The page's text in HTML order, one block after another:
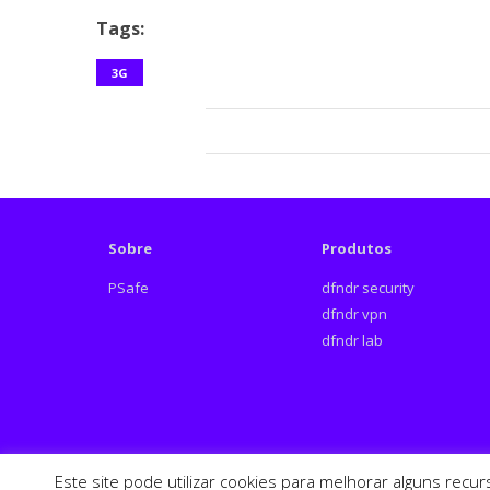
Tags:
3G
Sobre
PSafe
Produtos
dfndr security
dfndr vpn
dfndr lab
Este site pode utilizar cookies para melhorar alguns